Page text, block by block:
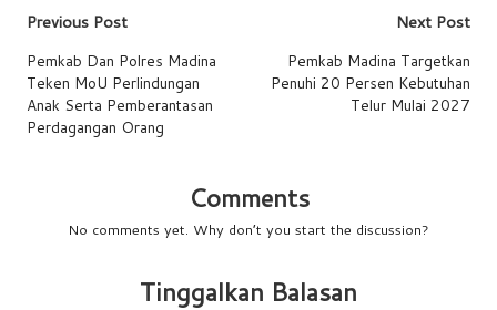
Post
navigation
Previous Post
Pemkab Dan Polres Madina
Teken MoU Perlindungan
Anak Serta Pemberantasan
Perdagangan Orang
Next Post
Pemkab Madina Targetkan
Penuhi 20 Persen Kebutuhan
Telur Mulai 2027
Comments
No comments yet. Why don’t you start the discussion?
Tinggalkan Balasan